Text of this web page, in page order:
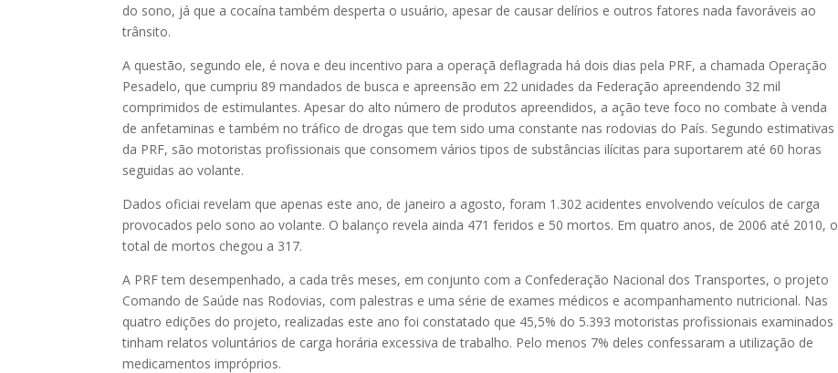
do sono, já que a cocaína também desperta o usuário, apesar de causar delírios e outros fatores nada favoráveis ao
trânsito.
A questão, segundo ele, é nova e deu incentivo para a operaçã deflagrada há dois dias pela PRF, a chamada Operação
Pesadelo, que cumpriu 89 mandados de busca e apreensão em 22 unidades da Federação apreendendo 32 mil
comprimidos de estimulantes. Apesar do alto número de produtos apreendidos, a ação teve foco no combate à venda
de anfetaminas e também no tráfico de drogas que tem sido uma constante nas rodovias do País. Segundo estimativas
da PRF, são motoristas profissionais que consomem vários tipos de substâncias ilícitas para suportarem até 60 horas
seguidas ao volante.
Dados oficiai revelam que apenas este ano, de janeiro a agosto, foram 1.302 acidentes envolvendo veículos de carga
provocados pelo sono ao volante. O balanço revela ainda 471 feridos e 50 mortos. Em quatro anos, de 2006 até 2010, o
total de mortos chegou a 317.
A PRF tem desempenhado, a cada três meses, em conjunto com a Confederação Nacional dos Transportes, o projeto
Comando de Saúde nas Rodovias, com palestras e uma série de exames médicos e acompanhamento nutricional. Nas
quatro edições do projeto, realizadas este ano foi constatado que 45,5% do 5.393 motoristas profissionais examinados
tinham relatos voluntários de carga horária excessiva de trabalho. Pelo menos 7% deles confessaram a utilização de
medicamentos impróprios.